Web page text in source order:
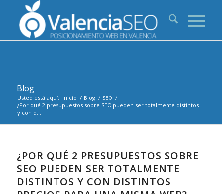
Blog
Usted está aquí: Inicio / Blog / SEO /
¿Por qué 2 presupuestos sobre SEO pueden ser totalmente distintos
y con d...
¿POR QUÉ 2 PRESUPUESTOS SOBRE
SEO PUEDEN SER TOTALMENTE
DISTINTOS Y CON DISTINTOS